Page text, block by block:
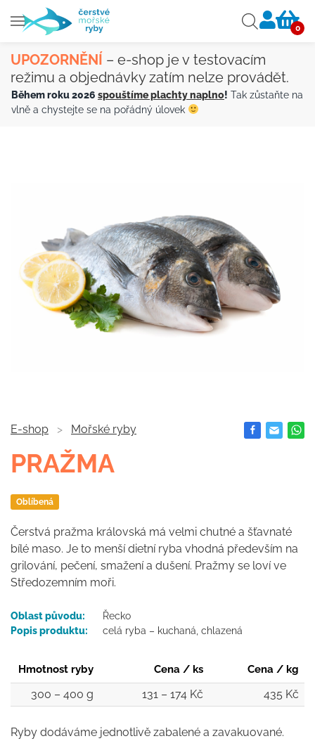
Skip
to
main
content
0
UPOZORNĚNÍ – e-shop je v testovacím
režimu a objednávky zatím nelze provádět.
Během roku 2026 spouštíme plachty naplno! Tak zůstaňte na
vlně a chystejte se na pořádný úlovek
E-shop Mořské ryby
PRAŽMA
Oblíbená
Čerstvá pražma královská má velmi chutné a šťavnaté
bílé maso. Je to menší dietní ryba vhodná především na
grilování, pečení, smažení a dušení. Pražmy se loví ve
Středozemním moři.
Oblast původu:
Řecko
Popis produktu:
celá ryba – kuchaná, chlazená
Hmotnost ryby Cena / ks Cena / kg
300 – 400 g 131 – 174 Kč 435 Kč
Ryby dodáváme jednotlivě zabalené a zavakuované.